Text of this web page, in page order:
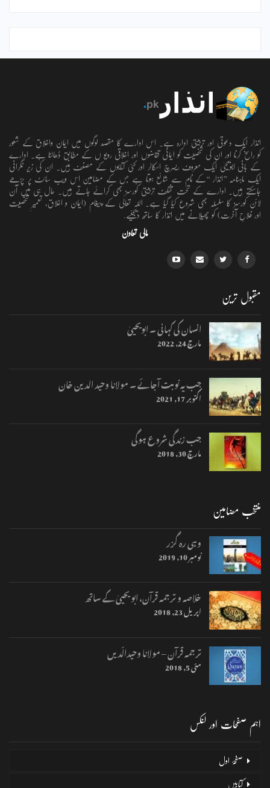
انذار ایک دعوتی اور تربیتی ادارہ ہے۔ اس ادارے کا مقصد لوگوں میں ایمان واخلاق کے شعور
کو راسخ کرنا اور ان کی شخصیت کو ایمانی تقاضوں اور اخلاقی رویو ں کے مطابق ڈھالنا ہے۔ ادارے
کے بانی ابویحییٰ ایک معروف ریسرچ اسکالر اور کئی کتابوں کے مصنف ہیں۔ ان کی زیر نگرانی
ایک ماہنامہ ’’انذار ‘‘کے نام سے شائع ہوتا ہے جس کے مضامین اس ویب سائٹ پر پڑھے
جاسکتے ہیں۔ ادارے کے تحت مختلف تربیتی کورسز بھی کرائے جاتے ہیں۔ حال ہی میں آن
لائن کورسز کا سلسلہ بھی شروع کیا گیا ہے۔ اللہ تعالٰی کے پیغام (ایمان و اخلاق، تعمیرِ شخصیت
اور فلاحِ آخرت) کو پھیلانے میں انذار کا ساتھ دیجئیے.
مالی تعاون
مقبول ترین
انسان کی کہانی ۔ ابویحییٰ
مارچ 24, 2022
جب یہ نوبت آجائے ۔ مولانا وحید الدین خان
اکتوبر 17, 2021
جب زندگی شروع ہوگی
مارچ 30, 2018
منتخب مضامین
وہی رہ گزر
نومبر 10, 2019
خلاصہ و ترجمہ قرآن، ابو یحییٰ کے ساتھ
اپریل 23, 2018
ترجمہ قرآن – مولانا وحیدالّدیں
مئی 5, 2018
اہم صفحات اور لنکس
صفحۂ اول
کتابیں